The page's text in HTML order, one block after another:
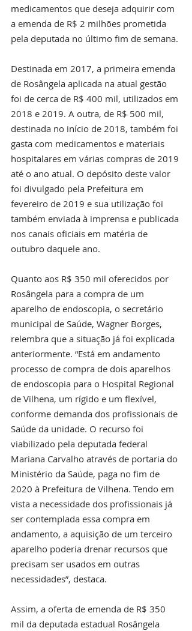
medicamentos que deseja adquirir com
a emenda de R$ 2 milhões prometida
pela deputada no último fim de semana.
Destinada em 2017, a primeira emenda
de Rosângela aplicada na atual gestão
foi de cerca de R$ 400 mil, utilizados em
2018 e 2019. A outra, de R$ 500 mil,
destinada no início de 2018, também foi
gasta com medicamentos e materiais
hospitalares em várias compras de 2019
até o ano atual. O depósito deste valor
foi divulgado pela Prefeitura em
fevereiro de 2019 e sua utilização foi
também enviada à imprensa e publicada
nos canais oficiais em matéria de
outubro daquele ano.
Quanto aos R$ 350 mil oferecidos por
Rosângela para a compra de um
aparelho de endoscopia, o secretário
municipal de Saúde, Wagner Borges,
relembra que a situação já foi explicada
anteriormente. “Está em andamento
processo de compra de dois aparelhos
de endoscopia para o Hospital Regional
de Vilhena, um rígido e um flexível,
conforme demanda dos profissionais de
Saúde da unidade. O recurso foi
viabilizado pela deputada federal
Mariana Carvalho através de portaria do
Ministério da Saúde, paga no fim de
2020 à Prefeitura de Vilhena. Tendo em
vista a necessidade dos profissionais já
ser contemplada essa compra em
andamento, a aquisição de um terceiro
aparelho poderia drenar recursos que
precisam ser usados em outras
necessidades”, destaca.
Assim, a oferta de emenda de R$ 350
mil da deputada estadual Rosângela